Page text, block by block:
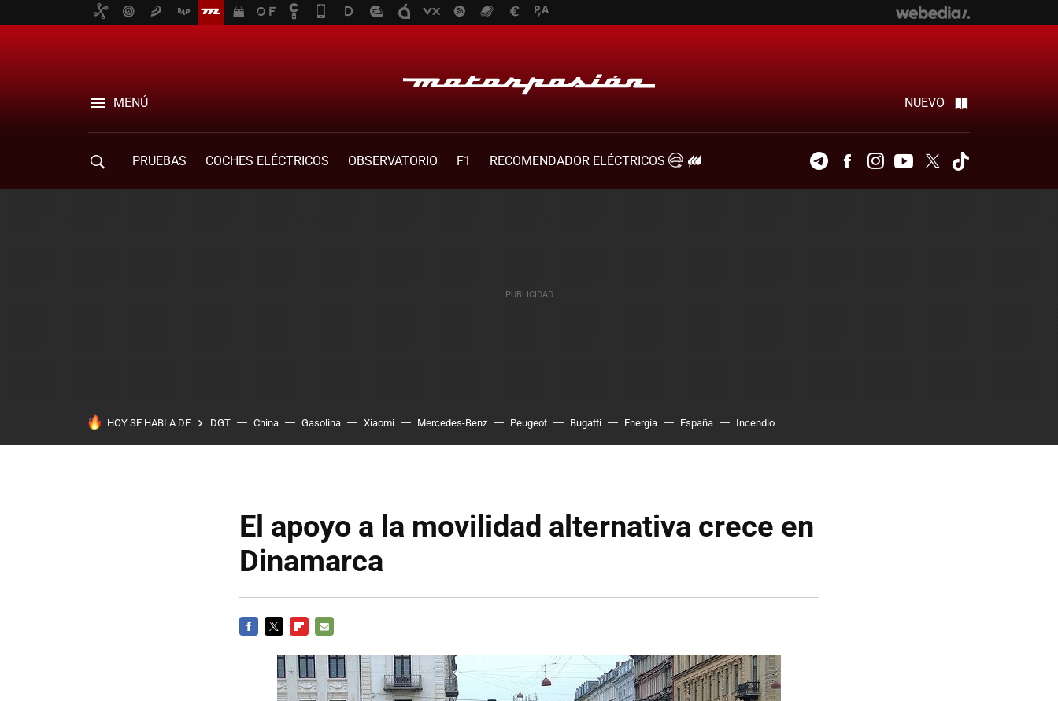
MENÚ NUEVO
PRUEBAS COCHES ELÉCTRICOS OBSERVATORIO F1
RECOMENDADOR ELÉCTRICOS
TelegramFacebookInstagramYoutubeTwitter
HOY SE HABLA DE DGT China Gasolina Xiaomi Mercedes-Benz Peugeot Bugatti Energía España Incendio
El apoyo a la movilidad alternativa crece en
Dinamarca
MAIL